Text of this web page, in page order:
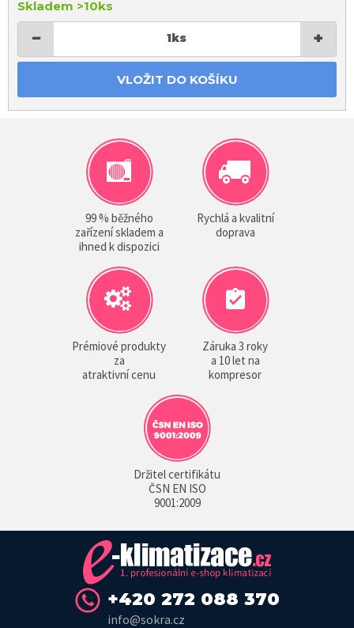
Skladem >10ks
− 1ks +
VLOŽIT DO KOŠÍKU
99 % běžného
zařízení skladem a
ihned k dispozici
Rychlá a kvalitní
doprava
Prémiové produkty
za
atraktivní cenu
Záruka 3 roky
a 10 let na
kompresor
Držitel certifikátu
ČSN EN ISO
9001:2009
+420 272 088 370
info@sokra.cz